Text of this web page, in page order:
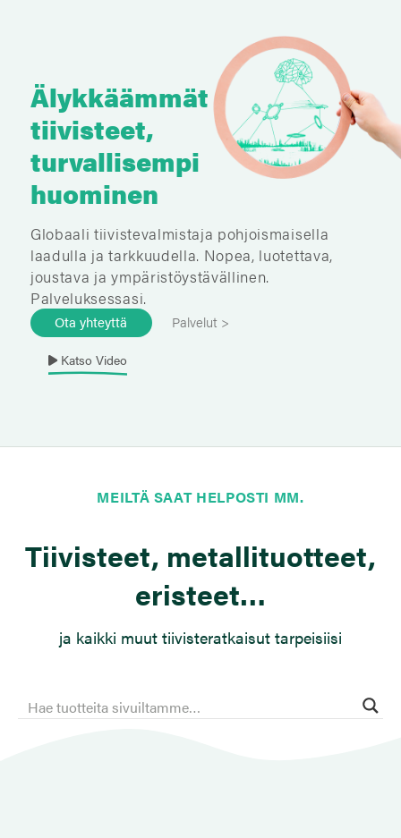
Älykkäämmät
tiivisteet,
turvallisempi
huominen
Globaali tiivistevalmistaja pohjoismaisella
laadulla ja tarkkuudella. Nopea, luotettava,
joustava ja ympäristöystävällinen.
Palveluksessasi.
Ota yhteyttä Palvelut >
Katso Video
MEILTÄ SAAT HELPOSTI MM.
Tiivisteet, metallituotteet,
eristeet…
ja kaikki muut tiivisteratkaisut tarpeisiisi